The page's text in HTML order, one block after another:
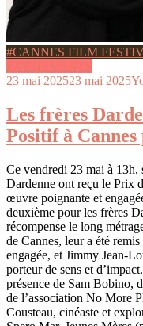
#CANNES FILM
ÉVÉNEMENTS
23 mai 202523 mai 2025
Les frères
Positif à Cannes
Ce vendredi 23 mai à 13h,
Dardenne ont reçu le Prix
œuvre poignante et
deuxième pour les frères
récompense le long
de Cannes, leur a été
engagée, et Jimmy Jean-
porteur de sens et
présence de Sam Bobino,
de l’association No More
Cousteau, cinéaste et